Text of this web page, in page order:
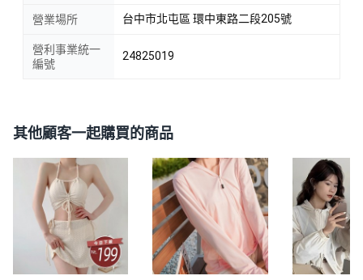
營業場所 台中市北屯區 環中東路二段205號
營利事業統一
編號
24825019
其他顧客一起購買的商品